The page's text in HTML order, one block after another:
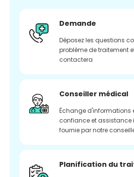
Demande
Déposez les questions
problème de traitement
contactera
Conseiller médical
Échange d'informations
confiance et assistance
fournie par notre
Planification du